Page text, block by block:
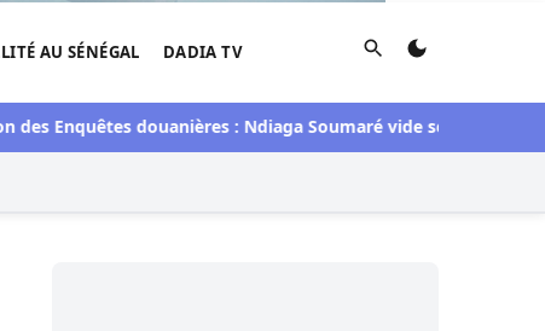
AU SÉNÉGAL DADIA TV Rechercher
Enquêtes douanières : Ndiaga Soumaré vide son sac